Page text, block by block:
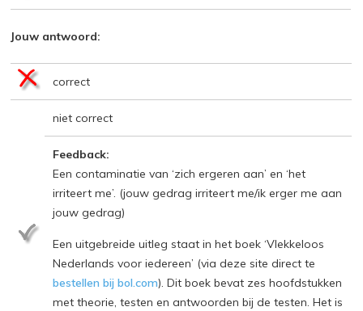
Jouw antwoord:
correct
niet correct
Feedback:
Een contaminatie van ‘zich ergeren aan’ en ‘het
irriteert me’. (jouw gedrag irriteert me/ik erger me aan
jouw gedrag)
Een uitgebreide uitleg staat in het boek ‘Vlekkeloos
Nederlands voor iedereen’ (via deze site direct te
bestellen bij bol.com). Dit boek bevat zes hoofdstukken
met theorie, testen en antwoorden bij de testen. Het is